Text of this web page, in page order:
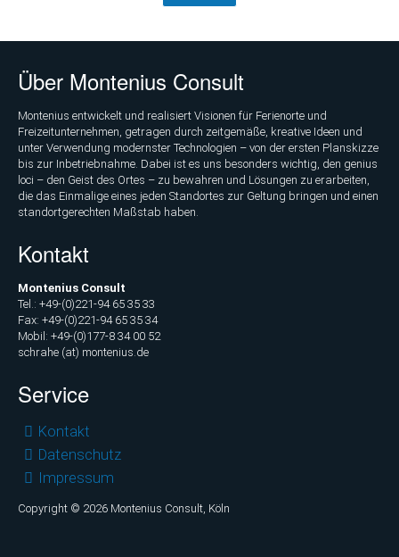
Über Montenius Consult
Montenius entwickelt und realisiert Visionen für Ferienorte und
Freizeitunternehmen, getragen durch zeitgemäße, kreative Ideen und
unter Verwendung modernster Technologien – von der ersten Planskizze
bis zur Inbetriebnahme. Dabei ist es uns besonders wichtig, den genius
loci – den Geist des Ortes – zu bewahren und Lösungen zu erarbeiten,
die das Einmalige eines jeden Standortes zur Geltung bringen und einen
standortgerechten Maßstab haben.
Kontakt
Montenius Consult
Tel.: +49-(0)221-94 65 35 33
Fax: +49-(0)221-94 65 35 34
Mobil: +49-(0)177-8 34 00 52
schrahe (at) montenius.de
Service
Navigation
überspringen
Kontakt
Datenschutz
Impressum
Copyright © 2026 Montenius Consult, Köln